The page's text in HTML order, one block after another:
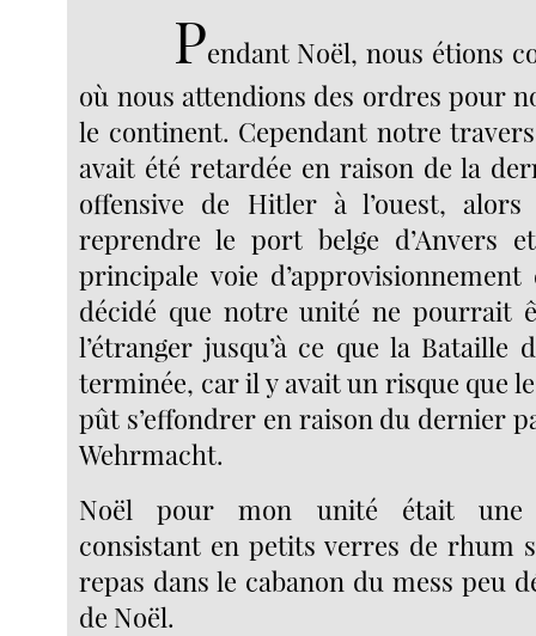
Pendant Noël, nous étions
où nous attendions des ordres pour
le continent. Cependant notre
avait été retardée en raison de la
offensive de Hitler à l’ouest,
reprendre le port belge d’Anvers
principale voie
décidé que notre unité ne pourrait
l’étranger jusqu’à ce que la Bataille
terminée, car il y avait un risque que
pût s’effondrer en raison du dernier
Wehrmacht.
Noël pour mon unité était une
consistant en petits verres de rhum
repas dans le cabanon du mess peu
de Noël.